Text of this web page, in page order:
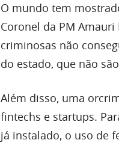
O mundo tem
Coronel da PM
criminosas não
do estado, que não
Além disso, uma
fintechs e startups.
já instalado, o uso de